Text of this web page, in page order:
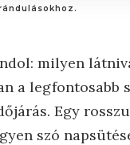
milyen
a legfontosabb
Egy
szó